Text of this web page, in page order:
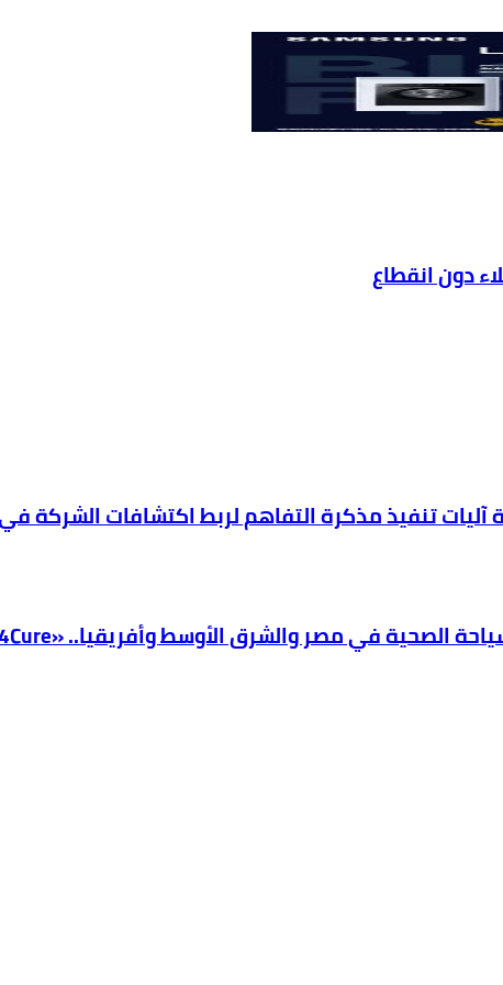
دون انقطاع
آليات تنفيذ مذكرة التفاهم لربط اكتشافات الشركة